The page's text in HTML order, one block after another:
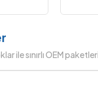
ile sınırlı OEM